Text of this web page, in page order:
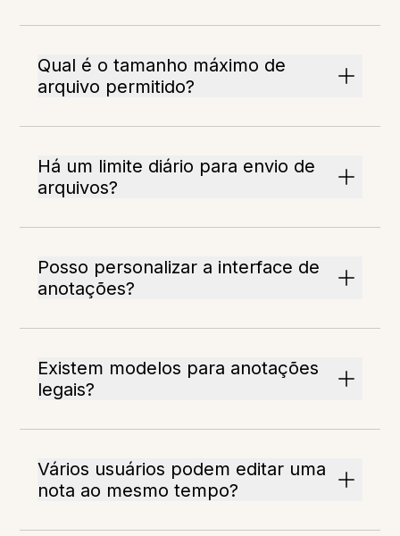
Qual é o tamanho máximo de
arquivo permitido?
Há um limite diário para envio de
arquivos?
Posso personalizar a interface de
anotações?
Existem modelos para anotações
legais?
Vários usuários podem editar uma
nota ao mesmo tempo?